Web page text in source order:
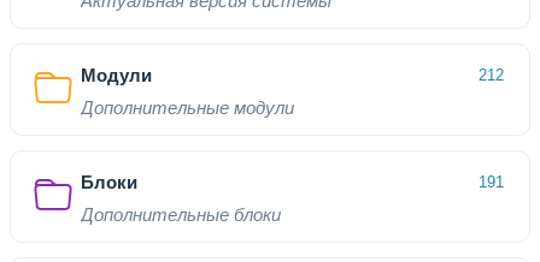
Модули 212
Дополнительные модули
Блоки 191
Дополнительные блоки